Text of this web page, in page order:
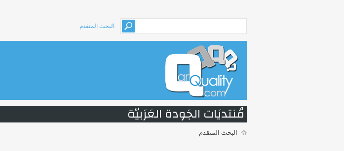
البحث المتقدم
مُنتديَات الجَودة العَرَبيّة
البحث المتقدم